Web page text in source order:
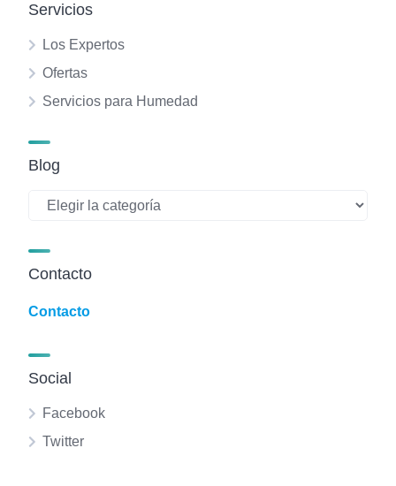
Servicios
Los Expertos
Ofertas
Servicios para Humedad
Blog
Blog
Contacto
Contacto
Social
Facebook
Twitter